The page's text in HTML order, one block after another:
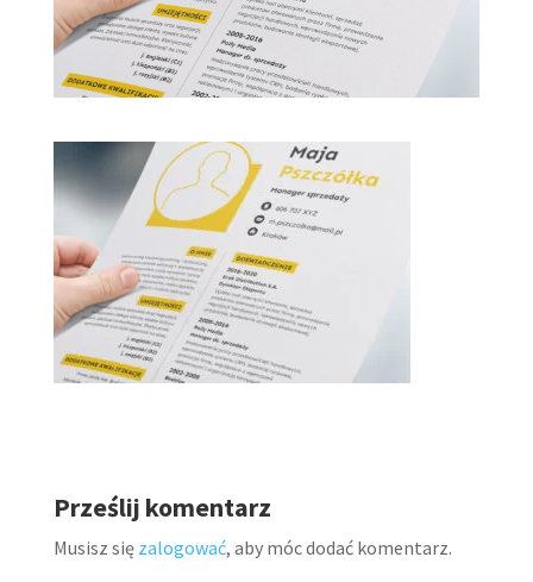
Prześlij komentarz
Musisz się zalogować, aby móc dodać komentarz.